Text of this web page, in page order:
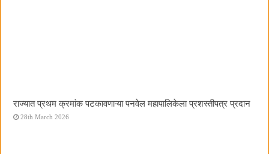
राज्यात प्रथम क्रमांक पटकावणाऱ्या पनवेल महापालिकेला प्रशस्तीपत्र प्रदान
28th March 2026